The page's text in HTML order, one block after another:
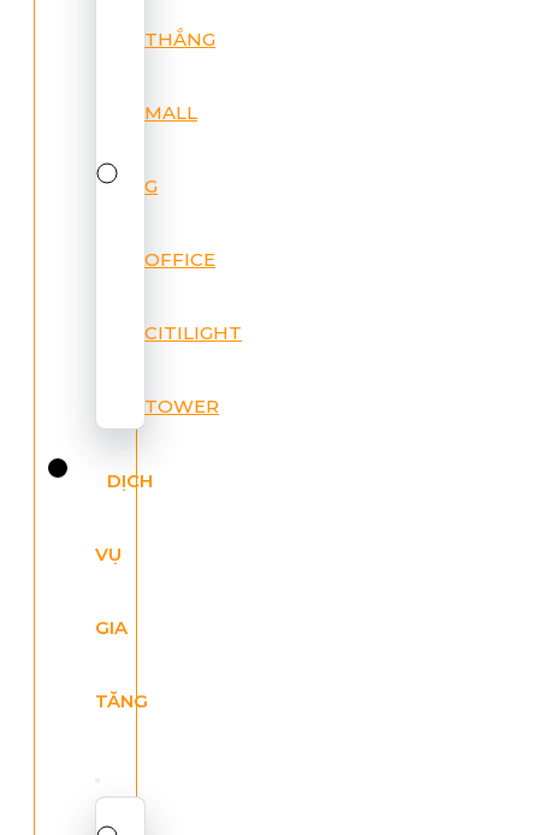
THẮNG
MALL
G
OFFICE
CITILIGHT
TOWER
DỊCH
VỤ
GIA
TĂNG